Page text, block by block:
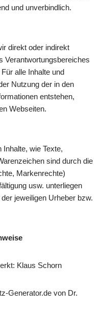
und unverbindlich.
direkt oder indirekt
Verantwortungsbereiches
alle Inhalte und
Nutzung der in den
entstehen,
Webseiten.
wie Texte,
sind durch die
Markenrechte)
usw. unterliegen
jeweiligen Urheber bzw.
Klaus Schorn
Generator.de von Dr.